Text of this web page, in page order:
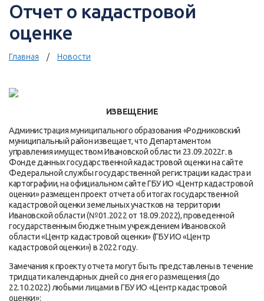
Отчет о кадастровой
оценке
Главная Новости
ИЗВЕЩЕНИЕ
Администрация муниципального образования «Родниковский
муниципальный район извещает, что Департаментом
управления имуществом Ивановской области 23.09.2022г. в
Фонде данных государственной кадастровой оценки на сайте
Федеральной службы государственной регистрации кадастра и
картографии, на официальном сайте ГБУ ИО «Центр кадастровой
оценки» размещен проект отчета об итогах государственной
кадастровой оценки земельных участков на территории
Ивановской области (№01.2022 от 18.09.2022), проведенной
государственным бюджетным учреждением Ивановской
области «Центр кадастровой оценки» (ГБУ ИО «Центр
кадастровой оценки») в 2022 году.
Замечания к проекту отчета могут быть представлены в течение
тридцати календарных дней со дня его размещения (до
22.10.2022) любыми лицами в ГБУ ИО «Центр кадастровой
оценки»: